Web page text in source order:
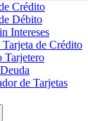
Crédito
Débito
Intereses
de Crédito
Tarjetero
de Tarjetas